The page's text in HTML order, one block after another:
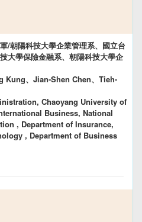
/朝陽科技大學企業管理系、國立台
大學保險金融系、朝陽科技大學企
Kung、Jian-Shen Chen、Tieh-
Chaoyang University of
Business, National
, Department of Insurance,
, Department of Business